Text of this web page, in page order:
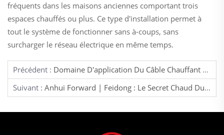
fréquents dans les maisons anciennes comportant trois
espaces chauffés ou plus. Ce type d'installation permet à
tout le système de fonctionner sans à-coups, sans
surcharger le réseau électrique en même temps.
Précédent : Domaine D'application Du Câble Chauffant À Puissance Constante
Suivant : Anhui Forward | Feidong : Le Secret Chaud Du « Petit Géant À Température Constante »